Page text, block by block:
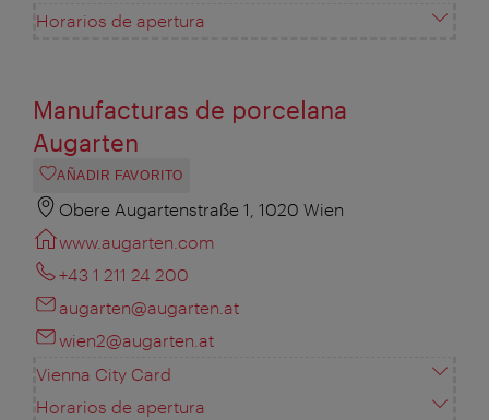
Horarios de apertura
Manufacturas de porcelana
Augarten
AÑADIR FAVORITO
Obere Augartenstraße 1, 1020 Wien
www.augarten.com
+43 1 211 24 200
augarten@augarten.at
wien2@augarten.at
Vienna City Card
Horarios de apertura